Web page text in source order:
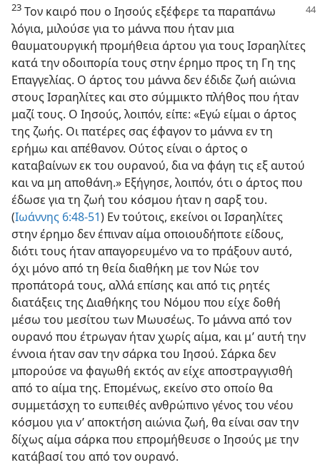
23 Τον καιρό που ο Ιησούς εξέφερε τα παραπάνω
λόγια, μιλούσε για το μάννα που ήταν μια
θαυματουργική προμήθεια άρτου για τους Ισραηλίτες
κατά την οδοιπορία τους στην έρημο προς τη Γη της
Επαγγελίας. Ο άρτος του μάννα δεν έδιδε ζωή αιώνια
στους Ισραηλίτες και στο σύμμικτο πλήθος που ήταν
μαζί τους. Ο Ιησούς, λοιπόν, είπε: «Εγώ είμαι ο άρτος
της ζωής. Οι πατέρες σας έφαγον το μάννα εν τη
ερήμω και απέθανον. Ούτος είναι ο άρτος ο
καταβαίνων εκ του ουρανού, δια να φάγη τις εξ αυτού
και να μη αποθάνη.» Εξήγησε, λοιπόν, ότι ο άρτος που
έδωσε για τη ζωή του κόσμου ήταν η σαρξ του.
(Ιωάννης 6:48-51) Εν τούτοις, εκείνοι οι Ισραηλίτες
στην έρημο δεν έπιναν αίμα οποιουδήποτε είδους,
διότι τους ήταν απαγορευμένο να το πράξουν αυτό,
όχι μόνο από τη θεία διαθήκη με τον Νώε τον
προπάτορά τους, αλλά επίσης και από τις ρητές
διατάξεις της Διαθήκης του Νόμου που είχε δοθή
μέσω του μεσίτου των Μωυσέως. Το μάννα από τον
ουρανό που έτρωγαν ήταν χωρίς αίμα, και μ’ αυτή την
έννοια ήταν σαν την σάρκα του Ιησού. Σάρκα δεν
μπορούσε να φαγωθή εκτός αν είχε αποστραγγισθή
από το αίμα της. Επομένως, εκείνο στο οποίο θα
συμμετάσχη το ευπειθές ανθρώπινο γένος του νέου
κόσμου για ν’ αποκτήση αιώνια ζωή, θα είναι σαν την
δίχως αίμα σάρκα που επρομήθευσε ο Ιησούς με την
κατάβασί του από τον ουρανό.